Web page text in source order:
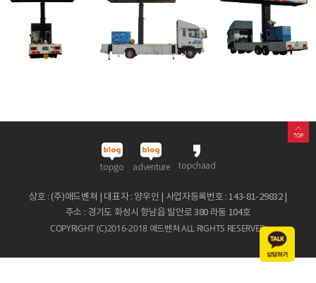
topgo adventure topchaad
상호 : (주)애드벤쳐 | 대표자 : 양우인 | 사업자등록번호 : 143-81-29832 |
주소 : 경기도 화성시 향남읍 발안로 380 라동 104호
COPYRIGHT (C)2016-2018 애드벤쳐 ALL RIGHTS RESERVED